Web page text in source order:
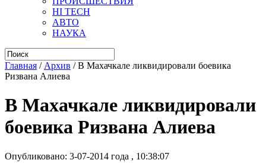
HI TECH
АВТО
НАУКА
Главная / Архив /В Махачкале ликвидировали боевика
Ризвана Алиева
В Махачкале ликвидировали
боевика Ризвана Алиева
Опубликовано: 3-07-2014 года , 10:38:07